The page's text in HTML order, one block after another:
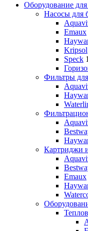
Оборудование для
Насосы для
Emaux
Kripsol
Speck 1
Фильтры
Картриджи
Emaux